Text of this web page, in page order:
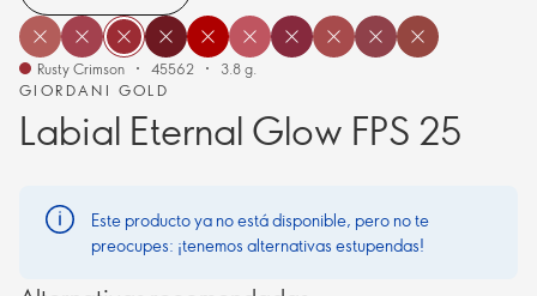
GIORDANI GOLD
Labial Eternal Glow FPS 25
Rusty Crimson 45562 3.8 g.
Este producto ya no está disponible, pero no te
preocupes: ¡tenemos alternativas estupendas!